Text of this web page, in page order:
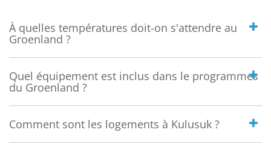
À quelles températures doit-on s'attendre au
Groenland ?
Quel équipement est inclus dans le programmes
du Groenland ?
Comment sont les logements à Kulusuk ?